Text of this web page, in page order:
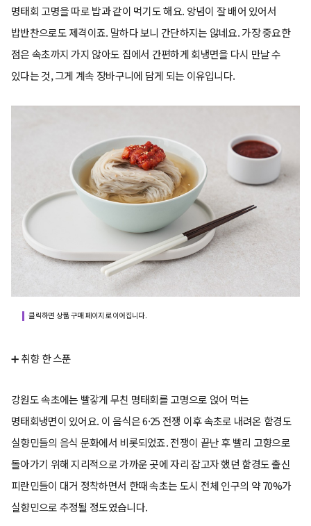
명태회 고명을 따로 밥과 같이 먹기도 해요. 앙념이 잘 배어 있어서
밥반찬으로도 제격이죠. 말하다 보니 간단하지는 않네요. 가장 중요한
점은 속초까지 가지 않아도 집에서 간편하게 회냉면을 다시 만날 수
있다는 것, 그게 계속 장바구니에 담게 되는 이유입니다.
클릭하면 상품 구매 페이지로 이어집니다.
➕ 취향 한 스푼
강원도 속초에는 빨갛게 무친 명태회를 고명으로 얹어 먹는
명태회냉면이 있어요. 이 음식은 6·25 전쟁 이후 속초로 내려온 함경도
실향민들의 음식 문화에서 비롯되었죠. 전쟁이 끝난 후 빨리 고향으로
돌아가기 위해 지리적으로 가까운 곳에 자리 잡고자 했던 함경도 출신
피란민들이 대거 정착하면서 한때 속초는 도시 전체 인구의 약 70%가
실향민으로 추정될 정도였습니다.